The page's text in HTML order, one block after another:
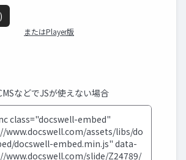
またはPlayer版
などでJSが使えない場合